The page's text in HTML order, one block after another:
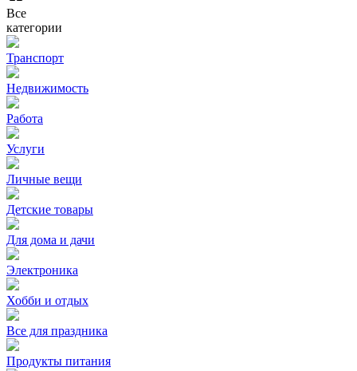
Все
категории
Транспорт
Недвижимость
Работа
Услуги
Личные вещи
Детские товары
Для дома и дачи
Электроника
Хобби и отдых
Все для праздника
Продукты питания